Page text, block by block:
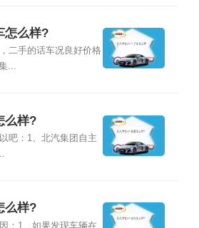
怎么样?
二手的话车况良好价格
...
么样?
吧：1、北汽集团自主
么样?
：1、如果发现车辆在